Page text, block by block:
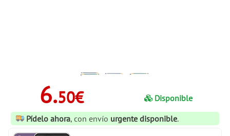
6.50€
Disponible
Pídelo ahora, con envío urgente disponible.